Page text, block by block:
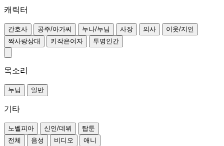
캐릭터
간호사 공주/아가씨 누나/누님 사장 의사
이웃/지인
짝사랑상대
키작은여자 투명인간
목소리
누님 일반
기타
노벨피아 신인/데뷔
탑툰
전체
음성 비디오 애니